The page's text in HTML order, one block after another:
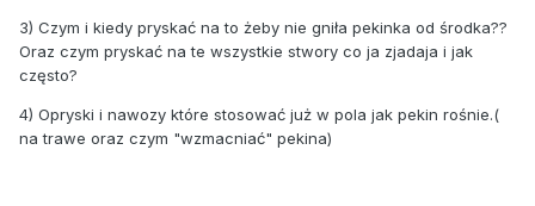
3) Czym i kiedy pryskać na to żeby nie gniła pekinka od środka??
Oraz czym pryskać na te wszystkie stwory co ja zjadaja i jak
często?
4) Opryski i nawozy które stosować już w pola jak pekin rośnie.(
na trawe oraz czym "wzmacniać" pekina)